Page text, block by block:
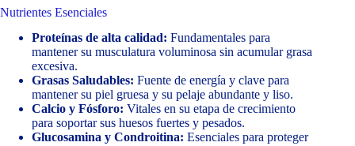
Nutrientes Esenciales
Proteínas de alta calidad: Fundamentales para
mantener su musculatura voluminosa sin acumular grasa
excesiva.
Grasas Saludables: Fuente de energía y clave para
mantener su piel gruesa y su pelaje abundante y liso.
Calcio y Fósforo: Vitales en su etapa de crecimiento
para soportar sus huesos fuertes y pesados.
Glucosamina y Condroitina: Esenciales para proteger